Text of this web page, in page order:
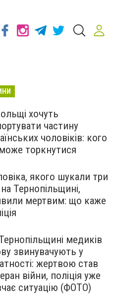
хочуть
частину
чоловіків: кого
торкнутися
якого шукали три
на Тернопільщині,
мертвим: що каже
медиків
звинувачують у
жертвою став
війни, поліція уже
ситуацію (ФОТО)